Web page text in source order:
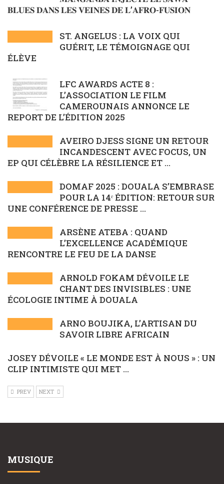
𝐁𝐋𝐔𝐄𝐒 𝐃𝐀𝐍𝐒 𝐋𝐄𝐒 𝐕𝐄𝐈𝐍𝐄𝐒 𝐃𝐄 𝐋’𝐀𝐅𝐑𝐎-𝐅𝐔𝐒𝐈𝐎𝐍
ST. ANGELUS : LA VOIX QUI
GUÉRIT, LE TÉMOIGNAGE QUI
ÉLÈVE
LFC AWARDS ACTE 8 :
L’ASSOCIATION LE FILM
CAMEROUNAIS ANNONCE LE
REPORT DE L’ÉDITION 2025
AVEIRO DJESS SIGNE UN RETOUR
INCANDESCENT AVEC FOCUS, UN
EP QUI CÉLÈBRE LA RÉSILIENCE ET ...
DOMAF 2025 : DOUALA S’EMBRASE
POUR LA 14ᵉ ÉDITION: RETOUR SUR
UNE CONFÉRENCE DE PRESSE ...
ARSÈNE ATEBA : QUAND
L’EXCELLENCE ACADÉMIQUE
RENCONTRE LE FEU DE LA DANSE
ARNOLD FOKAM DÉVOILE LE
CHANT DES INVISIBLES : UNE
ÉCOLOGIE INTIME À DOUALA
ARNO BOUJIKA, L’ARTISAN DU
SAVOIR LIBRE AFRICAIN
JOSEY DÉVOILE « LE MONDE EST À NOUS » : UN
CLIP INTIMISTE QUI MET ...
PREV NEXT
MUSIQUE